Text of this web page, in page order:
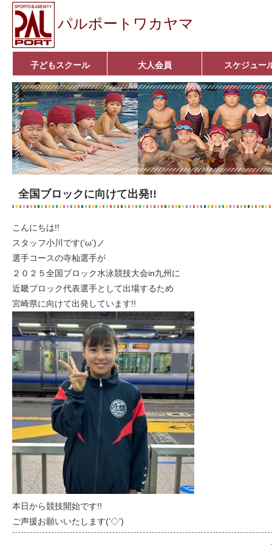
パルポートワカヤマ
子どもスクール
ベビーコース
幼児コース
小学生コース
育成コース
選手コース
■入会案内■
大人会員
いきいきコース
アクア遊悠クラブ
■入会案内■
スケジュー
全国ブロックに向けて出発!!
こんにちは!!
スタッフ小川です(‘ω’)ノ
選手コースの寺杣選手が
２０２５全国ブロック水泳競技大会in九州に
近畿ブロック代表選手として出場するため
宮崎県に向けて出発しています!!
本日から競技開始です!!
ご声援お願いいたします(‘◇’)ゞ